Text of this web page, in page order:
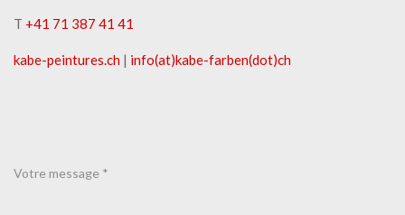
T +41 71 387 41 41
kabe-peintures.ch | info(at)kabe-​farben(dot)ch